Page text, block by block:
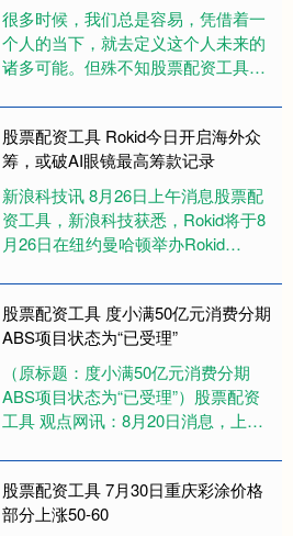
很多时候，我们总是容易，凭借着一
个人的当下，就去定义这个人未来的
诸多可能。但殊不知股票配资工具，
了，这也一如有些人，他们在当下
或....
股票配资工具 Rokid今日开启海外众
筹，或破AI眼镜最高筹款记录
新浪科技讯 8月26日上午消息股票配
资工具，新浪科技获悉，Rokid将于8
月26日在纽约曼哈顿举办Rokid
将开启Rok....
股票配资工具 度小满50亿元消费分期
ABS项目状态为“已受理”
（原标题：度小满50亿元消费分期
ABS项目状态为“已受理”）股票配资
工具 观点网讯：8月20日消息，上海
期8号1-20期资产支....
股票配资工具 7月30日重庆彩涂价格
部分上涨50-60